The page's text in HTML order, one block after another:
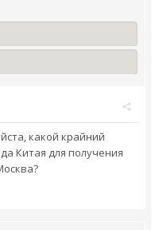
какой крайний
Китая для получения